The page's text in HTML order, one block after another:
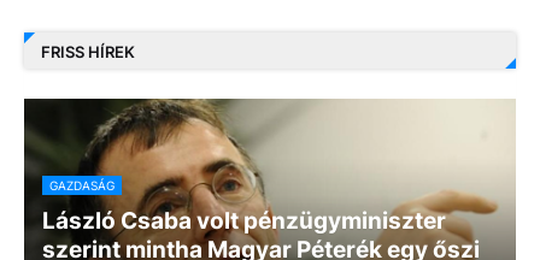
FRISS HÍREK
GAZDASÁG
László Csaba volt pénzügyminiszter
szerint mintha Magyar Péterék egy őszi